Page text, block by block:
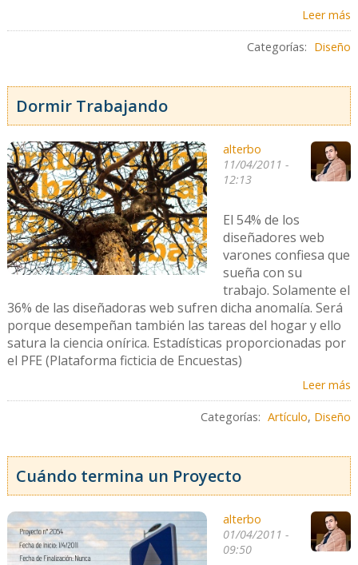
Leer más
Categorías: Diseño
Dormir Trabajando
alterbo
11/04/2011 -
12:13
El 54% de los
diseñadores web
varones confiesa que
sueña con su
trabajo. Solamente el
36% de las diseñadoras web sufren dicha anomalía. Será
porque desempeñan también las tareas del hogar y ello
satura la ciencia onírica. Estadísticas proporcionadas por
el PFE (Plataforma ficticia de Encuestas)
Leer más
Categorías: Artículo, Diseño
Cuándo termina un Proyecto
alterbo
01/04/2011 -
09:50